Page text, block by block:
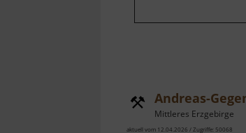
Mittleres Erzgebirge
aktuell vom 12.04.2026 / Zugriffe: 50068